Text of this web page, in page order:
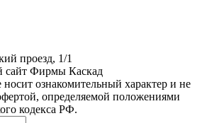
проезд, 1/1
Фирмы Каскад
ознакомительный характер и не
определяемой положениями
кодекса РФ.